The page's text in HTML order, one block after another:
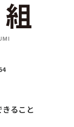
ること